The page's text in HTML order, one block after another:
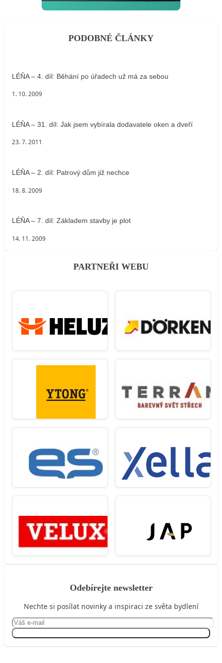
PODOBNÉ ČLÁNKY
LÉŇA – 4. díl: Běhání po úřadech už má za sebou
1. 10. 2009
LÉŇA – 31. díl: Jak jsem vybírala dodavatele oken a dveří
23. 7. 2011
LÉŇA – 2. díl: Patrový dům již nechce
18. 8. 2009
LÉŇA – 7. díl: Základem stavby je plot
14. 11. 2009
PARTNEŘI WEBU
Odebírejte newsletter
Nechte si posílat novinky a inspiraci ze světa bydlení